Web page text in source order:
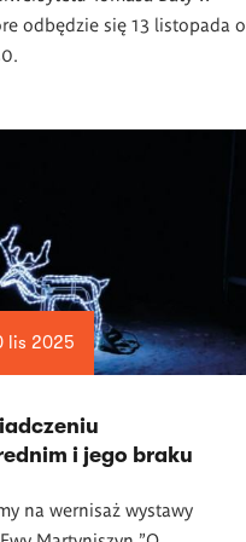
odbędzie się 13 listopada o
lis 2025
i jego braku
na wernisaż wystawy